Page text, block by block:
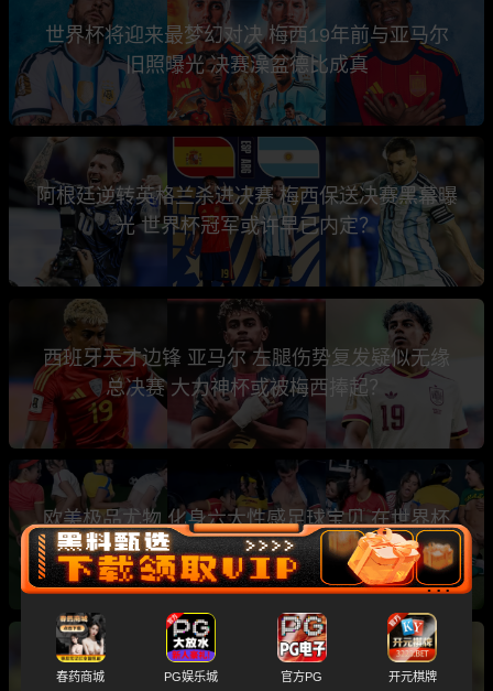
世界杯将迎来最梦幻对决 梅西19年前与亚马尔
旧照曝光 决赛澡盆德比成真
阿根廷逆转英格兰杀进决赛 梅西保送决赛黑幕曝
光 世界杯冠军或许早已内定？
西班牙天才边锋 亚马尔 左腿伤势复发疑似无缘
总决赛 大力神杯或被梅西捧起？
欧美极品尤物 化身六大性感足球宝贝 在世界杯
主题性下群P乱交
斯洛文尼亚名哨 温契奇 涉黄涉毒黑历史大曝光
春药商城 PG娱乐城 官方PG 开元棋牌